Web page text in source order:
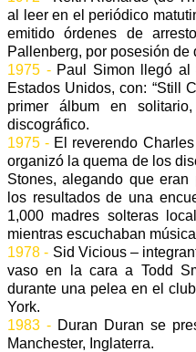
al leer en el periódico
emitido órdenes de
Pallenberg, por posesión de
1975 -Paul Simon llegó al
Estados Unidos, con: “Still
primer álbum en
discográfico.
1975 - El reverendo
organizó la quema de los
Stones, alegando que
los resultados de una
1,000 madres solteras
mientras escuchaban
1978 - Sid Vicious –
vaso en la cara a Todd
durante una pelea en el
York.
1983 -Duran Duran se
Manchester, Inglaterra.